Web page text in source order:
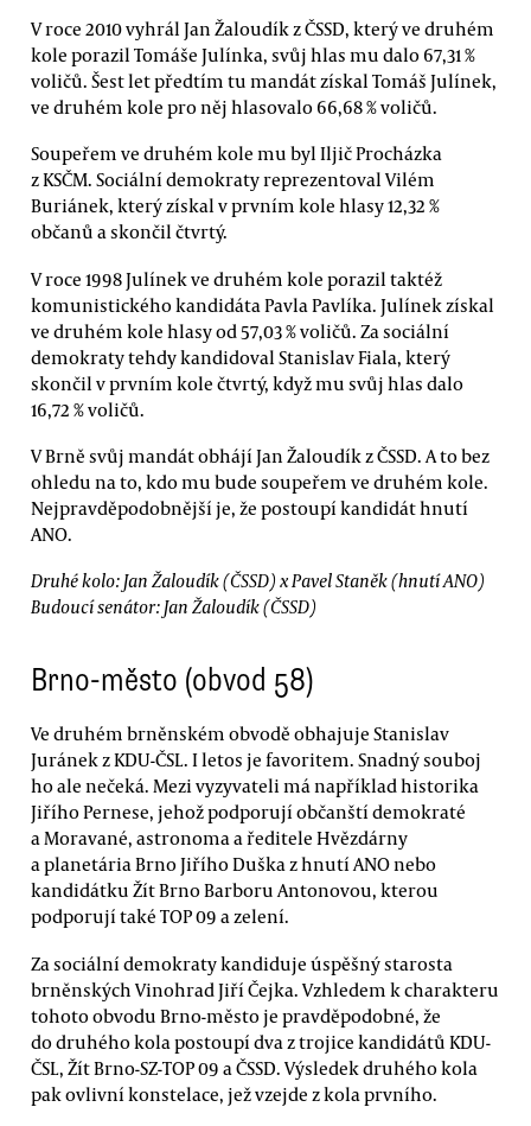
V roce 2010 vyhrál Jan Žaloudík z ČSSD, který ve druhém
kole porazil Tomáše Julínka, svůj hlas mu dalo 67,31 %
voličů. Šest let předtím tu mandát získal Tomáš Julínek,
ve druhém kole pro něj hlasovalo 66,68 % voličů.
Soupeřem ve druhém kole mu byl Iljič Procházka
z KSČM. Sociální demokraty reprezentoval Vilém
Buriánek, který získal v prvním kole hlasy 12,32 %
občanů a skončil čtvrtý.
V roce 1998 Julínek ve druhém kole porazil taktéž
komunistického kandidáta Pavla Pavlíka. Julínek získal
ve druhém kole hlasy od 57,03 % voličů. Za sociální
demokraty tehdy kandidoval Stanislav Fiala, který
skončil v prvním kole čtvrtý, když mu svůj hlas dalo
16,72 % voličů.
V Brně svůj mandát obhájí Jan Žaloudík z ČSSD. A to bez
ohledu na to, kdo mu bude soupeřem ve druhém kole.
Nejpravděpodobnější je, že postoupí kandidát hnutí
ANO.
Druhé kolo: Jan Žaloudík (ČSSD) x Pavel Staněk (hnutí ANO)
Budoucí senátor: Jan Žaloudík (ČSSD)
Brno-město (obvod 58)
Ve druhém brněnském obvodě obhajuje Stanislav
Juránek z KDU-ČSL. I letos je favoritem. Snadný souboj
ho ale nečeká. Mezi vyzyvateli má například historika
Jiřího Pernese, jehož podporují občanští demokraté
a Moravané, astronoma a ředitele Hvězdárny
a planetária Brno Jiřího Duška z hnutí ANO nebo
kandidátku Žít Brno Barboru Antonovou, kterou
podporují také TOP 09 a zelení.
Za sociální demokraty kandiduje úspěšný starosta
brněnských Vinohrad Jiří Čejka. Vzhledem k charakteru
tohoto obvodu Brno-město je pravděpodobné, že
do druhého kola postoupí dva z trojice kandidátů KDU-
ČSL, Žít Brno-SZ-TOP 09 a ČSSD. Výsledek druhého kola
pak ovlivní konstelace, jež vzejde z kola prvního.